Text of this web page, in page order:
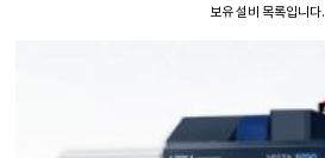
보유 설비 목록입니다.